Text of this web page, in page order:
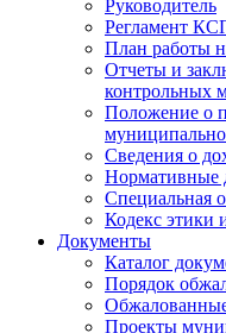
Руководитель
Регламент
План работы
Отчеты и
контрольных
Положение о
Сведения о
Нормативные
Специальная
Кодекс этики
Документы
Каталог
Порядок
Проекты